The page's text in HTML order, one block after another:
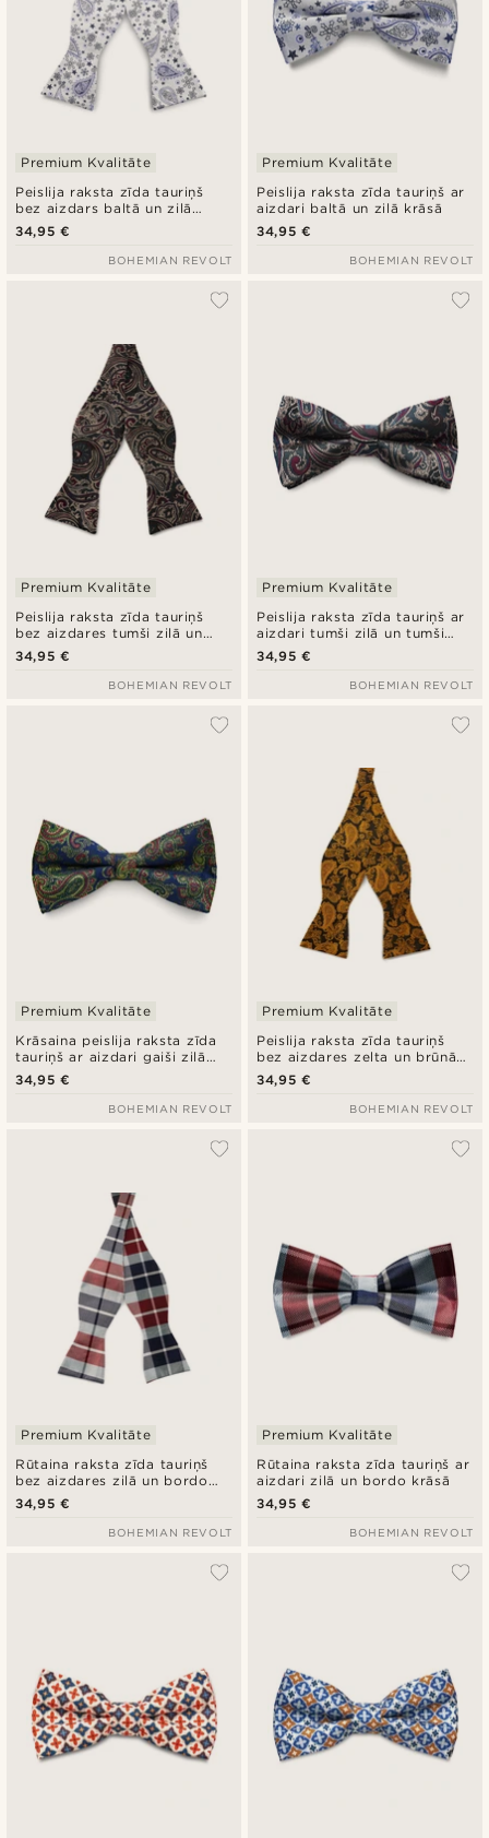
Peislija raksta zīda tauriņš
bez aizdars baltā un zilā
krāsā
Premium Kvalitāte
34,95 €
BOHEMIAN REVOLT
Peislija raksta zīda tauriņš ar
aizdari baltā un zilā krāsā
Premium Kvalitāte
34,95 €
BOHEMIAN REVOLT
Peislija raksta zīda tauriņš
bez aizdares tumši zilā un
tumši zaļā krāsā
Premium Kvalitāte
34,95 €
BOHEMIAN REVOLT
Peislija raksta zīda tauriņš ar
aizdari tumši zilā un tumši
zaļā krāsā
Premium Kvalitāte
34,95 €
BOHEMIAN REVOLT
Krāsaina peislija raksta zīda
tauriņš ar aizdari gaiši zilā
krāsā
Premium Kvalitāte
34,95 €
BOHEMIAN REVOLT
Peislija raksta zīda tauriņš
bez aizdares zelta un brūnā
krāsā
Premium Kvalitāte
34,95 €
BOHEMIAN REVOLT
Rūtaina raksta zīda tauriņš
bez aizdares zilā un bordo
krāsā
Premium Kvalitāte
34,95 €
BOHEMIAN REVOLT
Rūtaina raksta zīda tauriņš ar
aizdari zilā un bordo krāsā
Premium Kvalitāte
34,95 €
BOHEMIAN REVOLT